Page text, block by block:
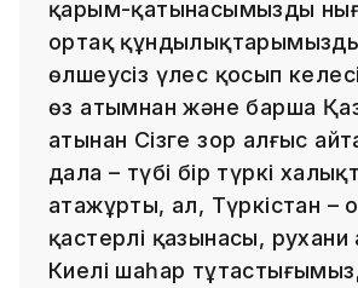
қарым-қатынасымызды
ортақ құндылықтарымызды
өлшеусіз үлес қосып
өз атымнан және барша
атынан Сізге зор алғыс
дала – түбі бір түркі
атажұрты, ал, Түркістан –
қастерлі қазынасы, рухани
Киелі шаһар